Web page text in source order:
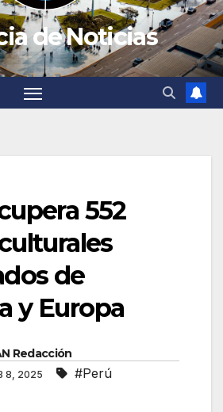
de Noticias
552
de
y Europa
Redacción
8, 2025 #Perú